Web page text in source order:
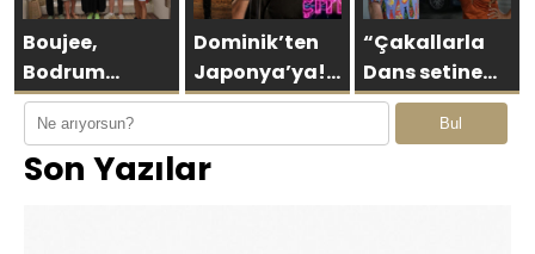
Boujee,
Bodrum
Asarlık’ta Gün
Batımının En
Şık Adresi
Dominik’ten
Japonya’ya!
Bremen’in
yakın ülkede!
“Çakallarla
Dans setine
yıllardır aynı
heyecanla
Bul
Son Yazılar